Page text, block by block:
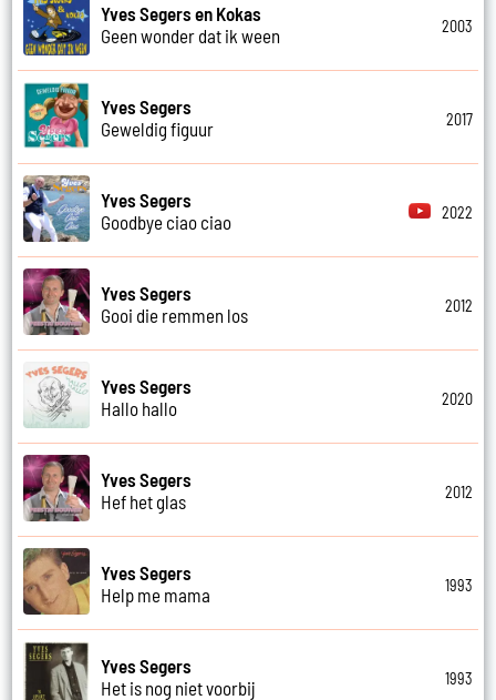
Yves Segers en Kokas
Geen wonder dat ik ween
2003
Yves Segers
Geweldig figuur
2017
Yves Segers
Goodbye ciao ciao
2022
Yves Segers
Gooi die remmen los
2012
Yves Segers
Hallo hallo
2020
Yves Segers
Hef het glas
2012
Yves Segers
Help me mama
1993
Yves Segers
Het is nog niet voorbij
1993